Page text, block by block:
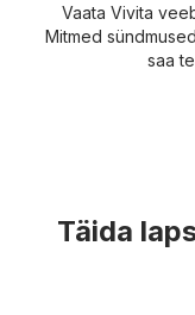
Vaata Vivita
Mitmed
saa
Täida